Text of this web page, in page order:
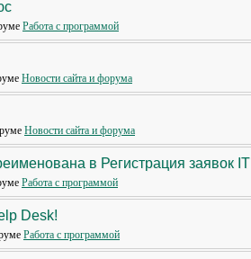
Работа с программой
Новости сайта и форума
Новости сайта и форума
в Регистрация заявок IT
Работа с программой
Desk!
Работа с программой